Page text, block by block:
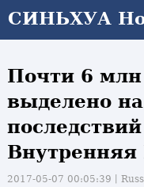
СИНЬХУА
Почти 6
выделено
2017-05-07 00:05:39丨